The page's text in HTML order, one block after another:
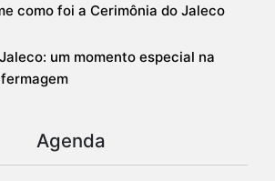
como foi a Cerimônia do Jaleco
um momento especial na
Agenda